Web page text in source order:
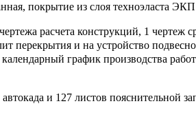
покрытие из слоя техноэласта
расчета конструкций, 1 чертеж
перекрытия и на устройство
график производства
и 127 листов пояснительной